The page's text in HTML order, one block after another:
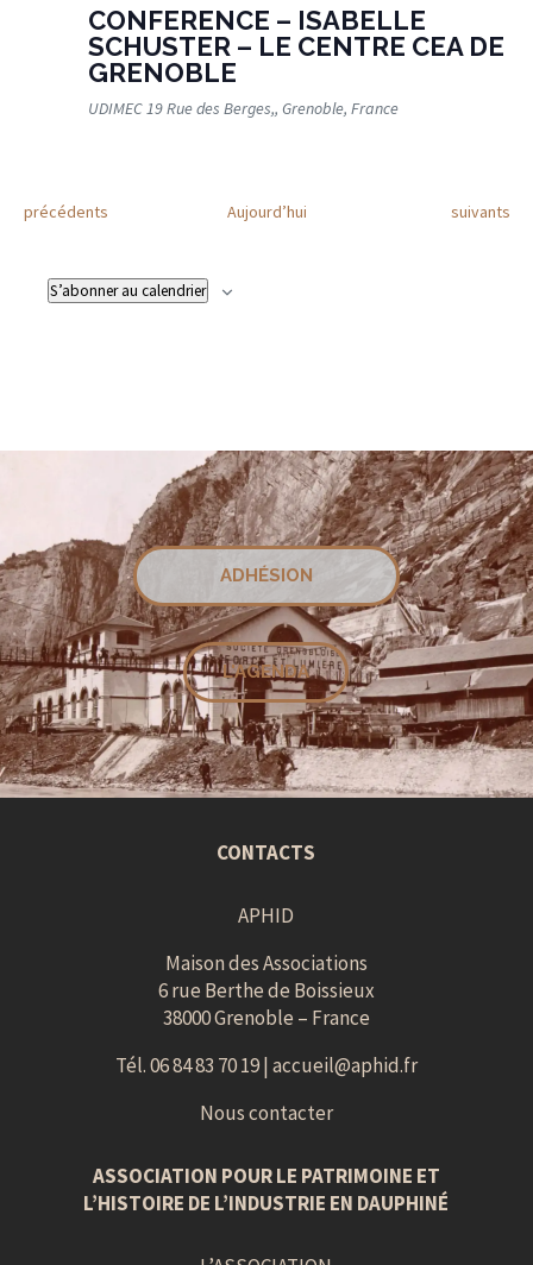
CONFERENCE – ISABELLE
SCHUSTER – LE CENTRE CEA DE
GRENOBLE
UDIMEC19 Rue des Berges,, Grenoble, France
Évènements
précédents Aujourd’hui suivants
S’abonner au calendrier
ADHÉSION
L'AGENDA
CONTACTS
APHID
Maison des Associations
6 rue Berthe de Boissieux
38000 Grenoble – France
Tél. 06 84 83 70 19 | accueil@aphid.fr
Nous contacter
ASSOCIATION POUR LE PATRIMOINE ET
L’HISTOIRE DE L’INDUSTRIE EN DAUPHINÉ